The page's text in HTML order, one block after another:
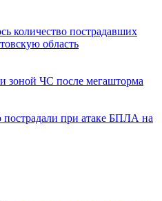
количество пострадавших
область
зоной ЧС после мегашторма
пострадали при атаке БПЛА на